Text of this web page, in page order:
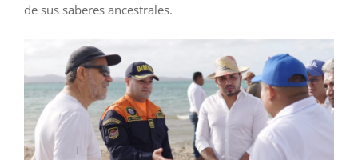
de sus saberes ancestrales.